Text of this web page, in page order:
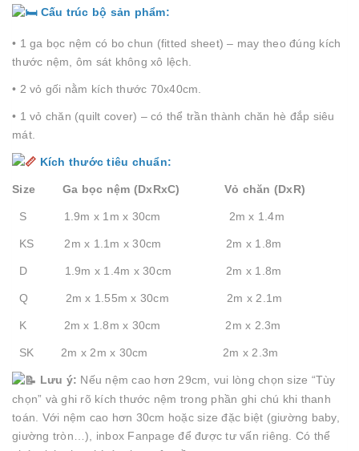
Cấu trúc bộ sản phẩm:
• 1 ga bọc nệm có bo chun (fitted sheet) – may theo đúng kích
thước nệm, ôm sát không xô lệch.
• 2 vỏ gối nằm kích thước 70x40cm.
• 1 vỏ chăn (quilt cover) – có thể trần thành chăn hè đắp siêu
mát.
Kích thước tiêu chuẩn:
Size Ga bọc nệm (DxRxC) Vỏ chăn (DxR)
S 1.9m x 1m x 30cm 2m x 1.4m
KS 2m x 1.1m x 30cm 2m x 1.8m
D 1.9m x 1.4m x 30cm 2m x 1.8m
Q 2m x 1.55m x 30cm 2m x 2.1m
K 2m x 1.8m x 30cm 2m x 2.3m
SK 2m x 2m x 30cm 2m x 2.3m
Lưu ý: Nếu nệm cao hơn 29cm, vui lòng chọn size “Tùy
chọn” và ghi rõ kích thước nệm trong phần ghi chú khi thanh
toán. Với nệm cao hơn 30cm hoặc size đặc biệt (giường baby,
giường tròn…), inbox Fanpage để được tư vấn riêng. Có thể